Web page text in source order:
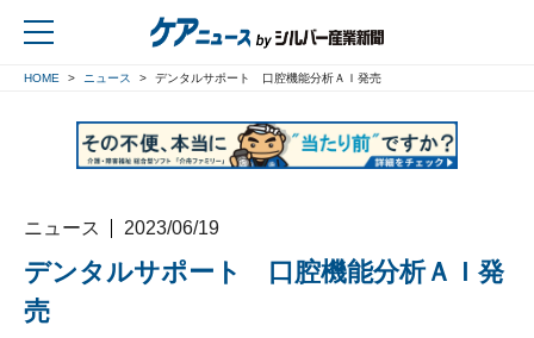
HOME ニュース デンタルサポート 口腔機能分析ＡＩ発売
ニュース 2023/06/19
デンタルサポート 口腔機能分析ＡＩ発
売